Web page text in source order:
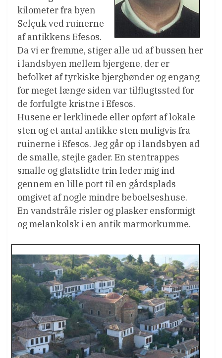
kilometer fra byen
Selçuk ved ruinerne
af antikkens Efesos.
Da vi er fremme, stiger alle ud af bussen her
i landsbyen mellem bjergene, der er
befolket af tyrkiske bjergbønder og engang
for meget længe siden var tilflugtssted for
de forfulgte kristne i Efesos.
Husene er lerklinede eller opført af lokale
sten og et antal antikke sten muligvis fra
ruinerne i Efesos. Jeg går op i landsbyen ad
de smalle, stejle gader. En stentrappes
smalle og glatslidte trin leder mig ind
gennem en lille port til en gårdsplads
omgivet af nogle mindre beboelseshuse.
En vandstråle risler og plasker ensformigt
og melankolsk i en antik marmorkumme.